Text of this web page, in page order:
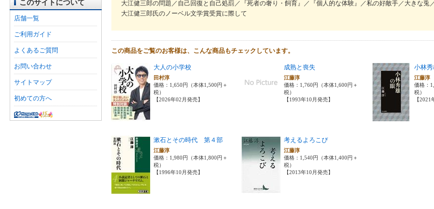
このサイトについて
店舗一覧
ご利用ガイド
よくあるご質問
お問い合わせ
サイトマップ
初めての方へ
大江健三郎の問題／自己回復と自己処罰／『死者の奢り・飼育』／『個人的な体験』／私の好敵手／大きな兎
大江健三郎氏のノーベル文学賞受賞に際して
この商品をご覧のお客様は、こんな商品もチェックしています。
大人の小学校
田村淳
価格：1,650円（本体1,500円＋
税）
【2026年02月発売】
成熟と喪失
江藤淳
価格：1,760円（本体1,600円＋
税）
【1993年10月発売】
小林
江藤淳
価格：
税）
【2021
漱石とその時代 第４部
江藤淳
価格：1,980円（本体1,800円＋
税）
【1996年10月発売】
考えるよろこび
江藤淳
価格：1,540円（本体1,400円＋
税）
【2013年10月発売】